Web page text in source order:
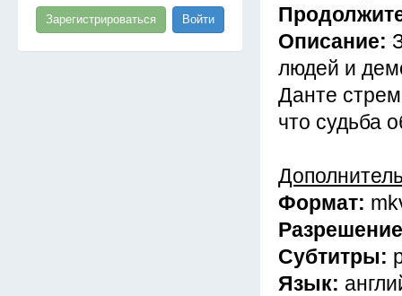
Зарегистрироваться Войти
Описание:
людей и
Данте
что судьба
Формат:
Субтитры:
Язык: